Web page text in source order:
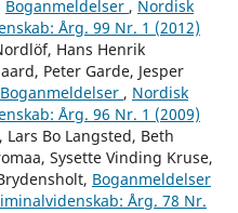
Boganmeldelser , Nordisk
Årg. 99 Nr. 1 (2012)
Hans Henrik
Peter Garde, Jesper
Boganmeldelser , Nordisk
Årg. 96 Nr. 1 (2009)
Bo Langsted, Beth
Sysette Vinding Kruse,
Boganmeldelser
Årg. 78 Nr.